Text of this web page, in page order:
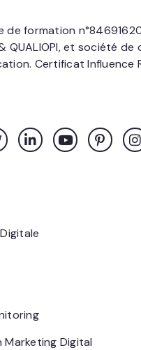
de formation
& QUALIOPI, et société de
Certificat Influence
Marketing Digital